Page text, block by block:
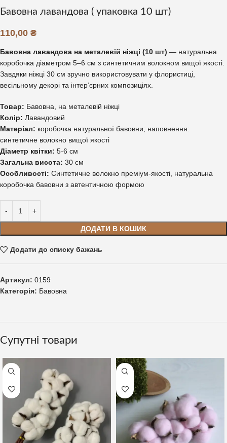
Бавовна лавандова ( упаковка 10 шт)
110,00 ₴
Бавовна лавандова на металевій ніжці (10 шт) — натуральна
коробочка діаметром 5–6 см з синтетичним волокном вищої якості.
Завдяки ніжці 30 см зручно використовувати у флористиці,
весільному декорі та інтер’єрних композиціях.
Товар: Бавовна, на металевій ніжці
Колір: Лавандовий
Матеріал: коробочка натуральної бавовни; наповнення:
синтетичне волокно вищої якості
Діаметр квітки: 5-6 см
Загальна висота: 30 см
Особливості: Синтетичне волокно преміум-якості, натуральна
коробочка бавовни з автентичною формою
ДОДАТИ В КОШИК
Додати до списку бажань
Артикул: 0159
Категорія: Бавовна
Супутні товари